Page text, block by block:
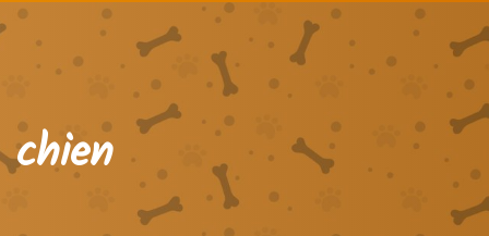
chien